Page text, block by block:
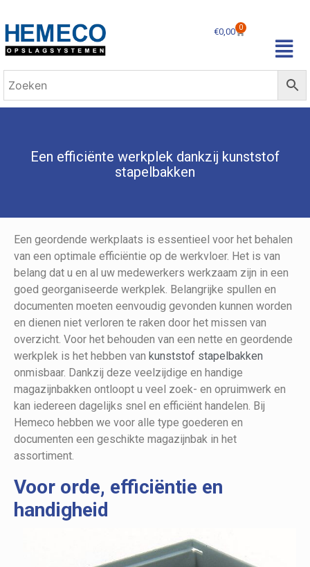
€0,00 0
Een efficiënte werkplek dankzij kunststof
stapelbakken
Een geordende werkplaats is essentieel voor het behalen
van een optimale efficiëntie op de werkvloer. Het is van
belang dat u en al uw medewerkers werkzaam zijn in een
goed georganiseerde werkplek. Belangrijke spullen en
documenten moeten eenvoudig gevonden kunnen worden
en dienen niet verloren te raken door het missen van
overzicht. Voor het behouden van een nette en geordende
werkplek is het hebben van kunststof stapelbakken
onmisbaar. Dankzij deze veelzijdige en handige
magazijnbakken ontloopt u veel zoek- en opruimwerk en
kan iedereen dagelijks snel en efficiënt handelen. Bij
Hemeco hebben we voor alle type goederen en
documenten een geschikte magazijnbak in het
assortiment.
Voor orde, efficiëntie en
handigheid